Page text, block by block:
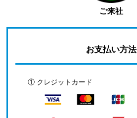
ご来社
お支払い方法
① クレジットカード